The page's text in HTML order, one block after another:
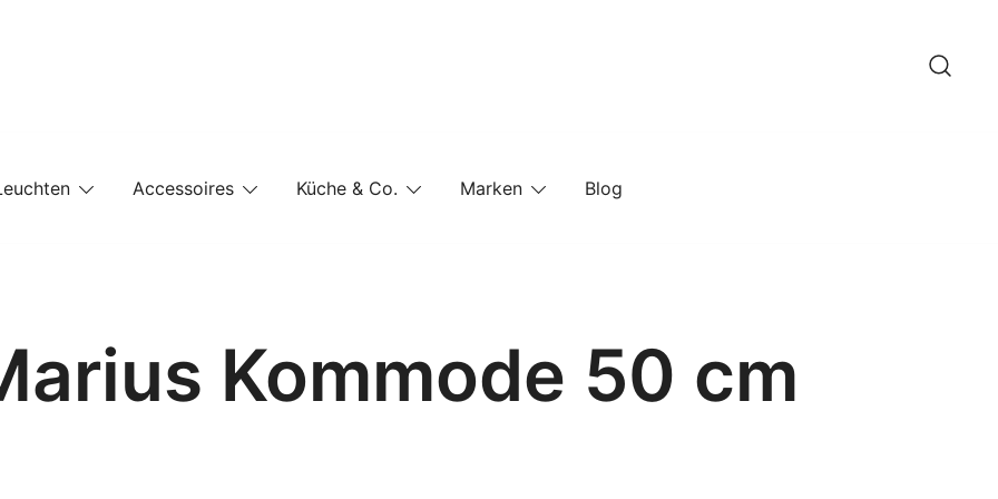
Accessoires Küche & Co. Marken Blog
Kommode 50 cm